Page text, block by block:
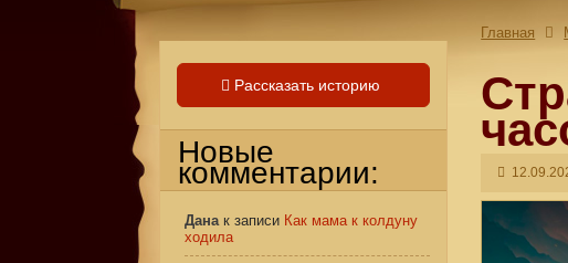
Главная
Рассказать историю
Новые
комментарии:
Данак записи Как мама к колдуну
ходила